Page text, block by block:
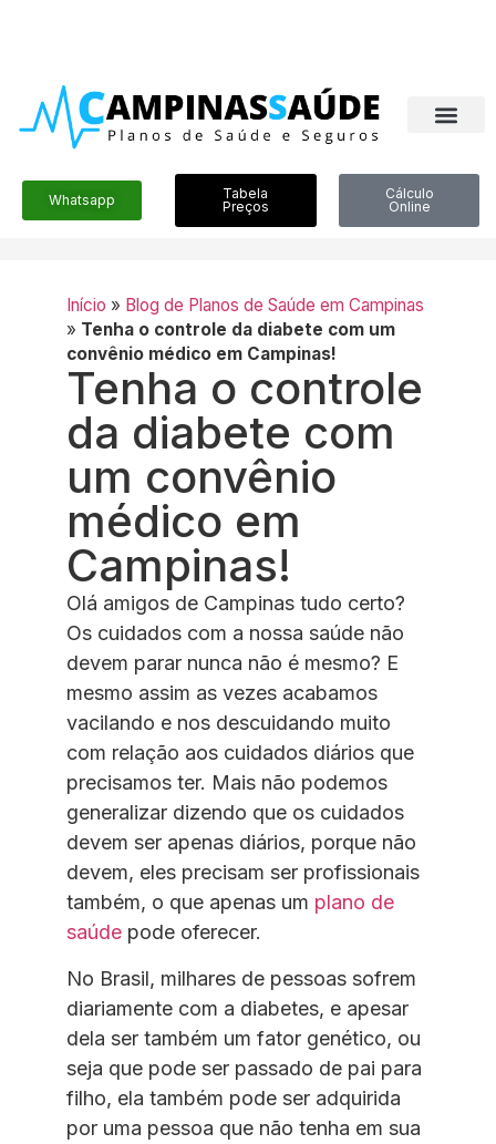
Whatsapp
Tabela
Preços
Cálculo
Online
Início » Blog de Planos de Saúde em Campinas
» Tenha o controle da diabete com um
convênio médico em Campinas!
Tenha o controle
da diabete com
um convênio
médico em
Campinas!
Olá amigos de Campinas tudo certo?
Os cuidados com a nossa saúde não
devem parar nunca não é mesmo? E
mesmo assim as vezes acabamos
vacilando e nos descuidando muito
com relação aos cuidados diários que
precisamos ter. Mais não podemos
generalizar dizendo que os cuidados
devem ser apenas diários, porque não
devem, eles precisam ser profissionais
também, o que apenas um plano de
saúde pode oferecer.
No Brasil, milhares de pessoas sofrem
diariamente com a diabetes, e apesar
dela ser também um fator genético, ou
seja que pode ser passado de pai para
filho, ela também pode ser adquirida
por uma pessoa que não tenha em sua